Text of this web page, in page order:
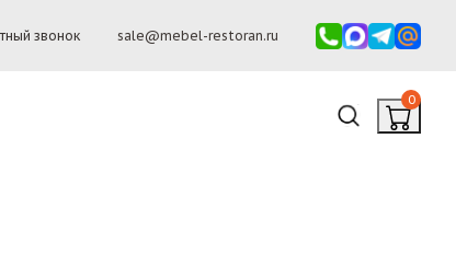
звонок sale@mebel-restoran.ru
0